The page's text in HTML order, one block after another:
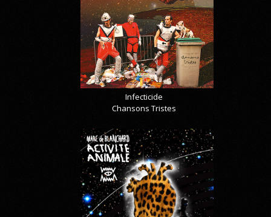
Infecticide
Chansons Tristes